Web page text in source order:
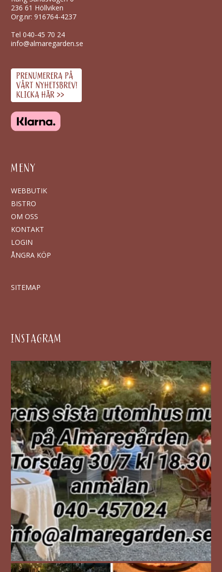
236 61 Höllviken
Org.nr: 916764-4237
Tel040-45 70 24
info@almaregarden.se
MENY
WEBBUTIK
BISTRO
OM OSS
KONTAKT
LOGIN
ÅNGRA KÖP
SITEMAP
INSTAGRAM